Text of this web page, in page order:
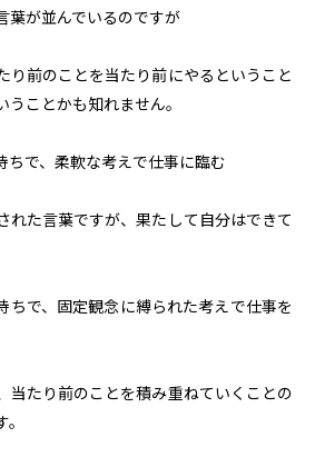
葉が並んでいるのですが
り前のことを当たり前にやるということ
ことかも知れません。
ちで、柔軟な考えで仕事に臨む
れた言葉ですが、果たして自分はできて
ちで、固定観念に縛られた考えで仕事を
当たり前のことを積み重ねていくことの